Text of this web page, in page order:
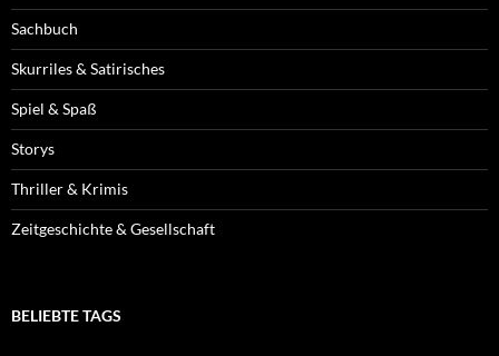
Sachbuch
Skurriles & Satirisches
Spiel & Spaß
Storys
Thriller & Krimis
Zeitgeschichte & Gesellschaft
BELIEBTE TAGS